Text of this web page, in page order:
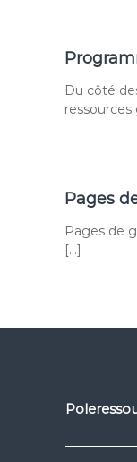
Du côté
ressources
Pages
Pages de
[…]